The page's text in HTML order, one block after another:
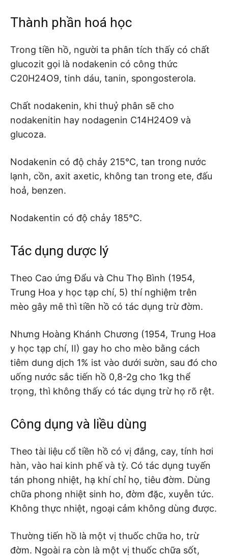
Thành phần hoá học
Trong tiền hồ, người ta phân tích thấy có chất
glucozit gọi là nodakenin có công thức
C20H24O9, tinh dáu, tanin, spongosterola.
Chất nodakenin, khi thuỷ phân sẽ cho
nodakenitin hay nodagenin C14H24O9 và
glucoza.
Nodakenin có độ chảy 215°C, tan trong nước
lạnh, cồn, axit axetic, không tan trong ete, đấu
hoả, benzen.
Nodakentin có độ chảy 185°C.
Tác dụng dược lý
Theo Cao ứng Đẩu và Chu Thọ Bình (1954,
Trung Hoa y học tạp chí, 5) thí nghiệm trên
mèo gây mê thì tiền hồ có tác dụng trừ đờm.
Nhưng Hoàng Khánh Chương (1954, Trung Hoa
y học tạp chí, II) gay ho cho mèo bằng cách
tiêm dung dịch 1% ist vào dưới sườn, sau đó cho
uống nước sắc tiến hồ 0,8-2g cho 1kg thể
trọng, thì không thấy có tác dụng trừ họ rõ rệt.
Công dụng và liều dùng
Theo tài liệu cổ tiền hồ có vị đắng, cay, tính hơi
hàn, vào hai kinh phế và tỳ. Có tác dụng tuyến
tán phong nhiệt, hạ khí chỉ họ, tiêu đờm. Dùng
chữa phong nhiệt sinh ho, đờm đặc, xuyễn tức.
Không thực nhiệt, ngoại cảm không dùng được.
Thường tiến hồ là một vị thuốc chữa ho, trừ
đờm. Ngoài ra còn là một vị thuốc chữa sốt,